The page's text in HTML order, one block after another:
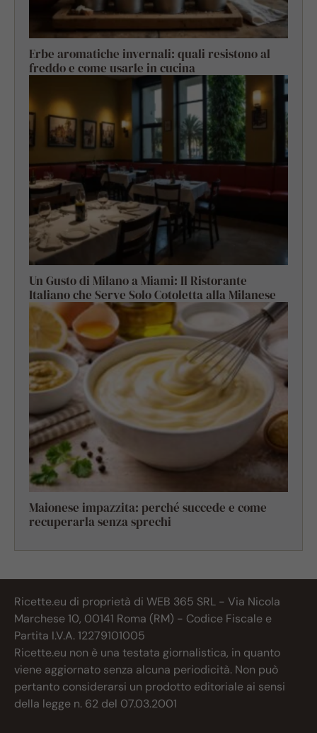
Erbe aromatiche invernali: quali resistono al
freddo e come usarle in cucina
Un Gusto di Milano a Miami: Il Ristorante
Italiano che Serve Solo Cotoletta alla Milanese
Maionese impazzita: perché succede e come
recuperarla senza sprechi
Ricette.eu di proprietà di WEB 365 SRL - Via Nicola
Marchese 10, 00141 Roma (RM) - Codice Fiscale e
Partita I.V.A. 12279101005
Ricette.eu non è una testata giornalistica, in quanto
viene aggiornato senza alcuna periodicità. Non può
pertanto considerarsi un prodotto editoriale ai sensi
della legge n. 62 del 07.03.2001